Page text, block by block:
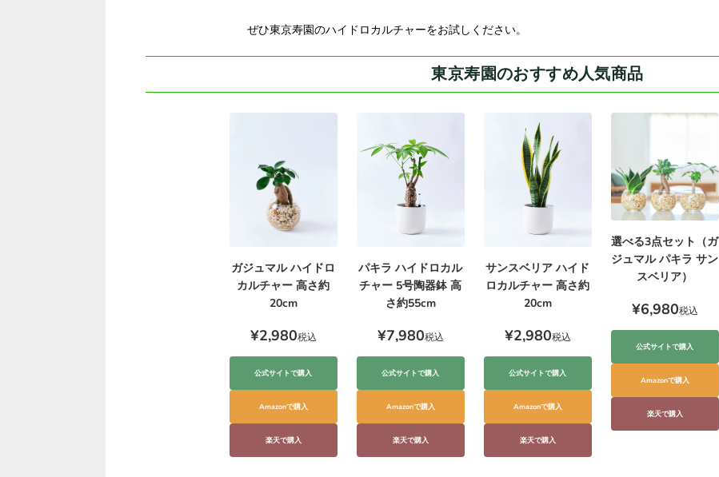
ぜひ東京寿園のハイドロカルチャーをお試しください。
東京寿園のおすすめ人気商品
ガジュマル ハイドロ
カルチャー 高さ約
20cm
¥2,980税込
公式サイトで購入
Amazonで購入
楽天で購入
パキラ ハイドロカル
チャー 5号陶器鉢 高
さ約55cm
¥7,980税込
公式サイトで購入
Amazonで購入
楽天で購入
サンスベリア ハイド
ロカルチャー 高さ約
20cm
¥2,980税込
公式サイトで購入
Amazonで購入
楽天で購入
選べる3点セット（ガ
ジュマル パキラ サン
スベリア）
¥6,980税込
公式サイトで購入
Amazonで購入
楽天で購入